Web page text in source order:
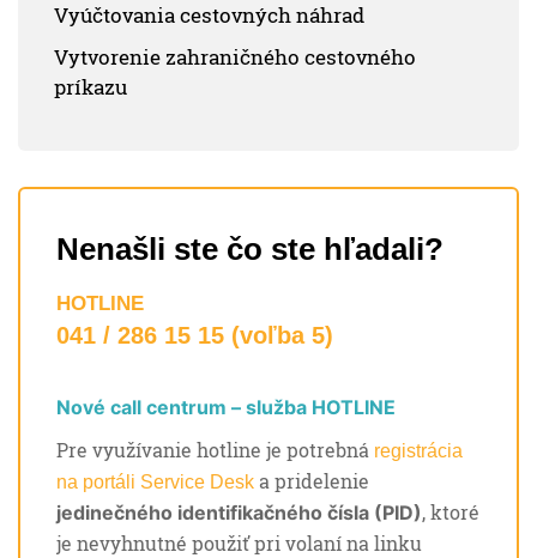
Vyúčtovania cestovných náhrad
Vytvorenie zahraničného cestovného
príkazu
Nenašli ste čo ste hľadali?
HOTLINE
041 / 286 15 15 (voľba 5)
Nové call centrum – služba HOTLINE
Pre využívanie hotline je potrebná registrácia
na portáli Service Desk a pridelenie
jedinečného identifikačného čísla (PID), ktoré
je nevyhnutné použiť pri volaní na linku